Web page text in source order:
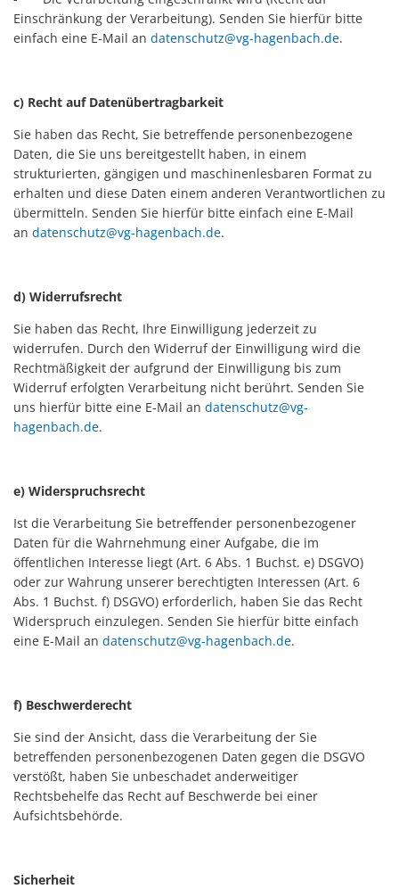
Einschränkung der Verarbeitung). Senden Sie hierfür bitte
einfach eine E-Mail an datenschutz@vg-hagenbach.de.
c) Recht auf Datenübertragbarkeit
Sie haben das Recht, Sie betreffende personenbezogene
Daten, die Sie uns bereitgestellt haben, in einem
strukturierten, gängigen und maschinenlesbaren Format zu
erhalten und diese Daten einem anderen Verantwortlichen zu
übermitteln. Senden Sie hierfür bitte einfach eine E-Mail
an datenschutz@vg-hagenbach.de.
d) Widerrufsrecht
Sie haben das Recht, Ihre Einwilligung jederzeit zu
widerrufen. Durch den Widerruf der Einwilligung wird die
Rechtmäßigkeit der aufgrund der Einwilligung bis zum
Widerruf erfolgten Verarbeitung nicht berührt. Senden Sie
uns hierfür bitte eine E-Mail an datenschutz@vg-
hagenbach.de.
e) Widerspruchsrecht
Ist die Verarbeitung Sie betreffender personenbezogener
Daten für die Wahrnehmung einer Aufgabe, die im
öffentlichen Interesse liegt (Art. 6 Abs. 1 Buchst. e) DSGVO)
oder zur Wahrung unserer berechtigten Interessen (Art. 6
Abs. 1 Buchst. f) DSGVO) erforderlich, haben Sie das Recht
Widerspruch einzulegen. Senden Sie hierfür bitte einfach
eine E-Mail an datenschutz@vg-hagenbach.de.
f) Beschwerderecht
Sie sind der Ansicht, dass die Verarbeitung der Sie
betreffenden personenbezogenen Daten gegen die DSGVO
verstößt, haben Sie unbeschadet anderweitiger
Rechtsbehelfe das Recht auf Beschwerde bei einer
Aufsichtsbehörde.
Sicherheit